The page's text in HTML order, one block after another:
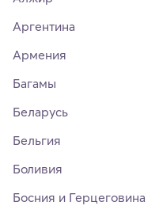
Аргентина
Армения
Багамы
Беларусь
Бельгия
Боливия
Босния и Герцеговина